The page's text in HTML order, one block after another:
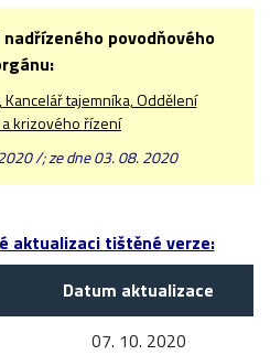
povodňového
tajemníka, Oddělení
krizového řízení
/; ze dne 03. 08. 2020
aktualizaci tištěné verze:
Datum aktualizace
07. 10. 2020